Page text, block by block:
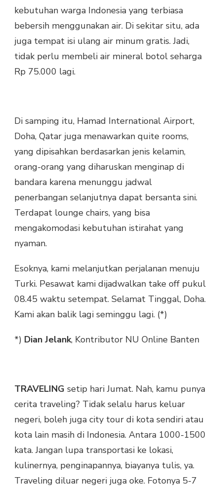
kebutuhan warga Indonesia yang terbiasa
bebersih menggunakan air. Di sekitar situ, ada
juga tempat isi ulang air minum gratis. Jadi,
tidak perlu membeli air mineral botol seharga
Rp 75.000 lagi.
Di samping itu, Hamad International Airport,
Doha, Qatar juga menawarkan quite rooms,
yang dipisahkan berdasarkan jenis kelamin,
orang-orang yang diharuskan menginap di
bandara karena menunggu jadwal
penerbangan selanjutnya dapat bersanta sini.
Terdapat lounge chairs, yang bisa
mengakomodasi kebutuhan istirahat yang
nyaman.
Esoknya, kami melanjutkan perjalanan menuju
Turki. Pesawat kami dijadwalkan take off pukul
08.45 waktu setempat. Selamat Tinggal, Doha.
Kami akan balik lagi seminggu lagi. (*)
*) Dian Jelank, Kontributor NU Online Banten
TRAVELING setip hari Jumat. Nah, kamu punya
cerita traveling? Tidak selalu harus keluar
negeri, boleh juga city tour di kota sendiri atau
kota lain masih di Indonesia. Antara 1000-1500
kata. Jangan lupa transportasi ke lokasi,
kulinernya, penginapannya, biayanya tulis, ya.
Traveling diluar negeri juga oke. Fotonya 5-7